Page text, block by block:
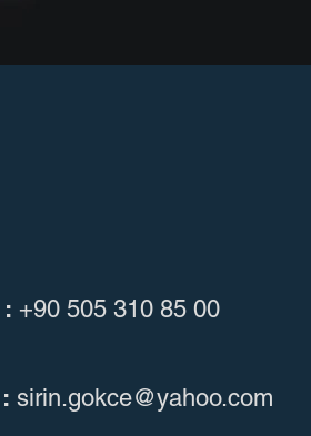
+90 505 310 85 00
sirin.gokce@yahoo.com